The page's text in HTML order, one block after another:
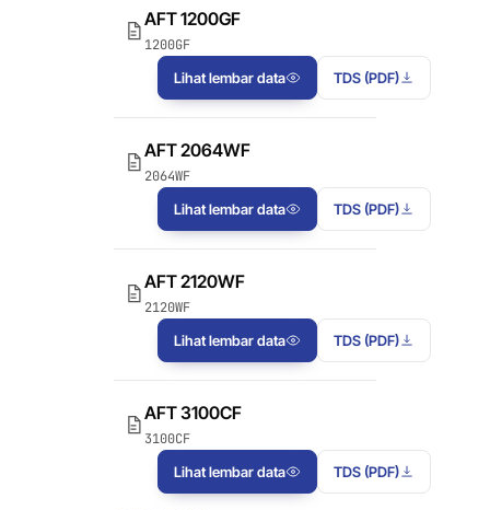
Pita Busa Akrilik
Pita Busa Akrilik
Pita Busa Akrilik
JELAJAHI LEBIH BANYAK→
Komposit danAFT 1200GF
1200GF
Lihat lembar data
TDS (PDF)
AFT 2064WF
2064WF
Lihat lembar data
TDS (PDF)
AFT 2120WF
2120WF
Lihat lembar data
TDS (PDF)
AFT 3100CF
3100CF
Lihat lembar data
TDS (PDF)